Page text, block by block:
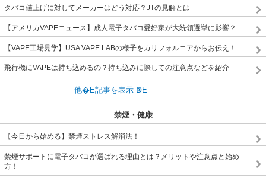
タバコ値上げに対してメーカーはどう対応？JTの見解とは
【アメリカVAPEニュース】成人電子タバコ愛好家が大統領選挙に影響？
【VAPE工場見学】USA VAPE LABの様子をカリフォルニアからお伝え！
飛行機にVAPEは持ち込めるの？持ち込みに際しての注意点などを紹介
禁煙・健康
【今日から始める】禁煙ストレス解消法！
禁煙サポートに電子タバコが選ばれる理由とは？メリットや注意点と始め
方！